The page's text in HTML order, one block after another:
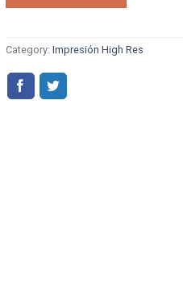
Category: Impresión High Res